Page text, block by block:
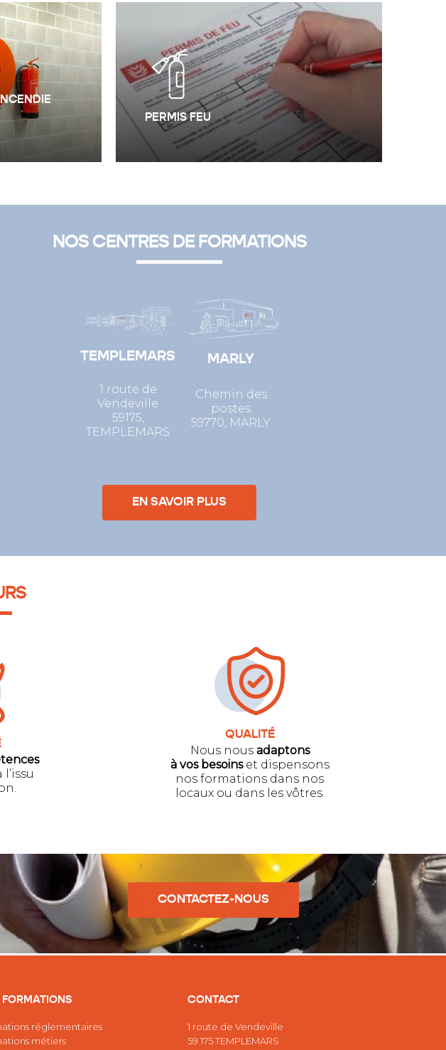
PERMIS FEU
NOS CENTRES DE FORMATIONS
TEMPLEMARS
1 route de
Vendeville
59175,
TEMPLEMARS
MARLY
Chemin des
postes
59770, MARLY
EN SAVOIR PLUS
l’issu
QUALITÉ
Nous nous adaptons
à vos besoinset dispensons
nos formations dans nos
locaux ou dans les vôtres.
CONTACTEZ-NOUS
FORMATIONS
réglementaires
métiers
CONTACT
1 route de Vendeville
59 175 TEMPLEMARS